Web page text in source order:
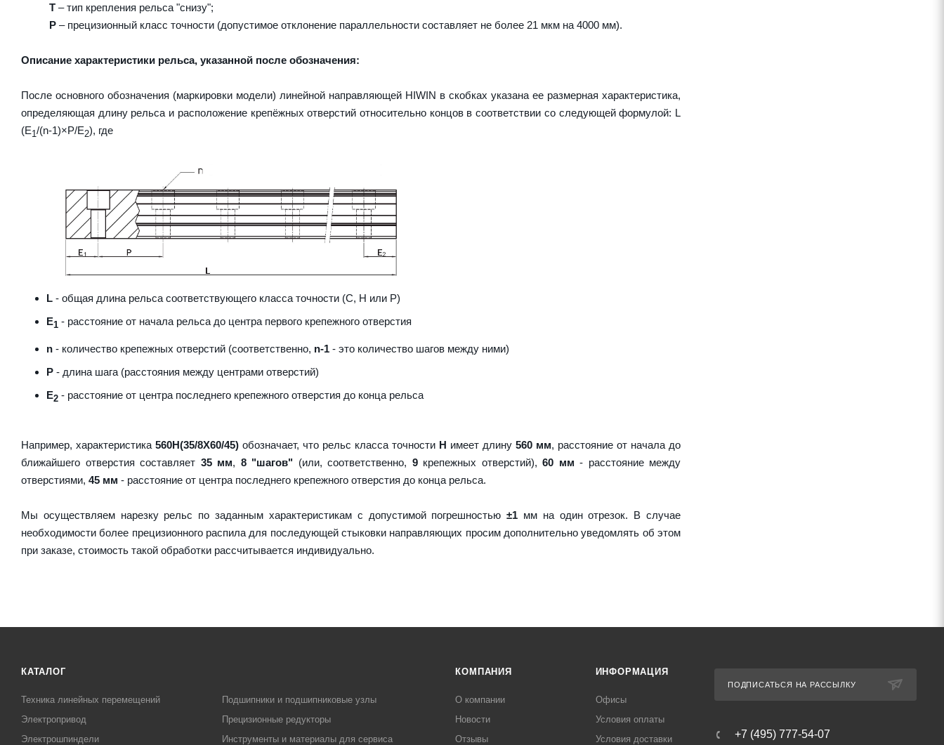
T – тип крепления рельса "снизу";
P – прецизионный класс точности (допустимое отклонение параллельности составляет не более 21 мкм на 4000 мм).
Описание характеристики рельса, указанной после обозначения:
После основного обозначения (маркировки модели) линейной направляющей HIWIN в скобках указана ее размерная характеристика,
определяющая длину рельса и расположение крепёжных отверстий относительно концов в соответствии со следующей формулой: L
(E1/(n-1)×P/E2), где
L - общая длина рельса соответствующего класса точности (С, H или Р)
E1 - расстояние от начала рельса до центра первого крепежного отверстия
n - количество крепежных отверстий (соответственно, n-1 - это количество шагов между ними)
P - длина шага (расстояния между центрами отверстий)
E2 - расстояние от центра последнего крепежного отверстия до конца рельса
Например, характеристика 560H(35/8X60/45) обозначает, что рельс класса точности H имеет длину 560 мм, расстояние от начала до
ближайшего отверстия составляет 35 мм, 8 "шагов" (или, соответственно, 9крепежных отверстий), 60 мм - расстояние между
отверстиями, 45 мм - расстояние от центра последнего крепежного отверстия до конца рельса.
Мы осуществляем нарезку рельс по заданным характеристикам с допустимой погрешностью±1 мм на один отрезок. В случае
необходимости более прецизионного распила для последующей стыковки направляющих просим дополнительно уведомлять об этом
при заказе, стоимость такой обработки рассчитывается индивидуально.
КАТАЛОГ
Техника линейных перемещений
Подшипники и подшипниковые узлы
Электропривод
Прецизионные редукторы
Электрошпиндели
Инструменты и материалы для сервиса
КОМПАНИЯ
О компании
Новости
Отзывы
ИНФОРМАЦИЯ
Офисы
Условия оплаты
Условия доставки
ПОДПИСАТЬСЯ НА РАССЫЛКУ
+7 (495) 777-54-07